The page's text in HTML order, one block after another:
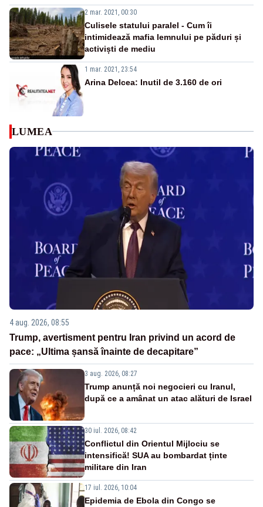
2 mar. 2021, 00:30
Culisele statului paralel - Cum îi
intimidează mafia lemnului pe păduri și
activiști de mediu
1 mar. 2021, 23:54
Arina Delcea: Inutil de 3.160 de ori
LUMEA
4 aug. 2026, 08:55
Trump, avertisment pentru Iran privind un acord de
pace: „Ultima șansă înainte de decapitare”
3 aug. 2026, 08:27
Trump anunță noi negocieri cu Iranul,
după ce a amânat un atac alături de Israel
30 iul. 2026, 08:42
Conflictul din Orientul Mijlociu se
intensifică! SUA au bombardat ținte
militare din Iran
17 iul. 2026, 10:04
Epidemia de Ebola din Congo se